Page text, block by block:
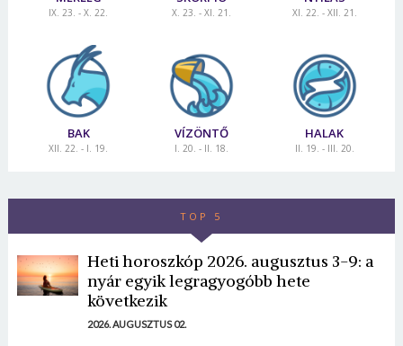
IX. 23. - X. 22. X. 23. - XI. 21. XI. 22. - XII. 21.
BAK
XII. 22. - I. 19.
VÍZÖNTŐ
I. 20. - II. 18.
HALAK
II. 19. - III. 20.
TOP 5
Heti horoszkóp 2026. augusztus 3-9: a
nyár egyik legragyogóbb hete
következik
2026. AUGUSZTUS 02.